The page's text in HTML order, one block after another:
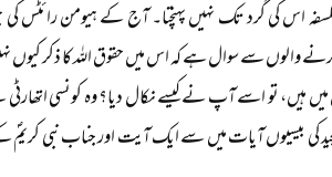
اس کی گرد تک نہیں پہنچتا۔ آج کے ہیومن رائٹس کی
والوں سے سوال ہے کہ اس میں حقوق اللہ کا ذکر کیوں
تو اسے آپ نے کیسے نکال دیا؟ وہ کونسی
بیسیوں آیات میں سے ایک آیت اور جناب نبی